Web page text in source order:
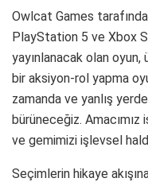
Owlcat Games
PlayStation 5 ve Xbox
yayınlanacak olan oyun,
bir aksiyon-rol yapma
zamanda ve yanlış
bürüneceğiz.
ve gemimizi işlevsel
Seçimlerin hikaye